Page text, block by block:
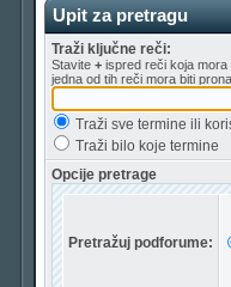
Upit za pretragu
Traži ključne reči:
Stavite + ispred reči koja mora
jedna od tih reči mora biti
Traži sve termine ili
Traži bilo koje termine
Opcije pretrage
Pretražuj podforume: